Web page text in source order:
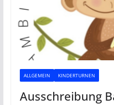
ALLGEMEIN KINDERTURNEN
Ausschreibung